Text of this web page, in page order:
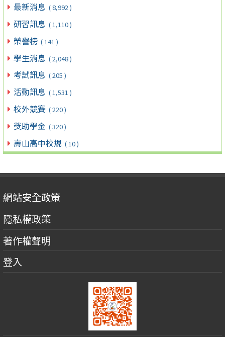
最新消息 ( 8,992 )
研習訊息 ( 1,110 )
榮譽榜 ( 141 )
學生消息 ( 2,048 )
考試訊息 ( 205 )
活動訊息 ( 1,531 )
校外競賽 ( 220 )
獎助學金 ( 320 )
壽山高中校規 ( 10 )
網站安全政策
隱私權政策
著作權聲明
登入